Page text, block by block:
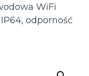
WiFi
IP64, odporność